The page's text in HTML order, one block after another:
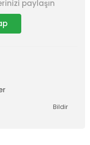
paylaşın
Bildir